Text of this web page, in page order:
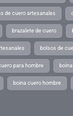
de cuero artesanales
brazalete de cuero
bolsos de
para hombre
boina cuero hombre